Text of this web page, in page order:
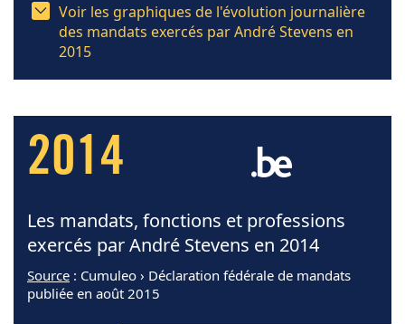
Voir les graphiques de l'évolution journalière
des mandats exercés par André Stevens en
2015
2014
Les mandats, fonctions et professions
exercés par André Stevens en 2014
Source : Cumuleo › Déclaration fédérale de mandats
publiée en août 2015